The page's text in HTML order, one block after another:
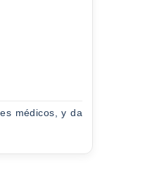
médicos, y da